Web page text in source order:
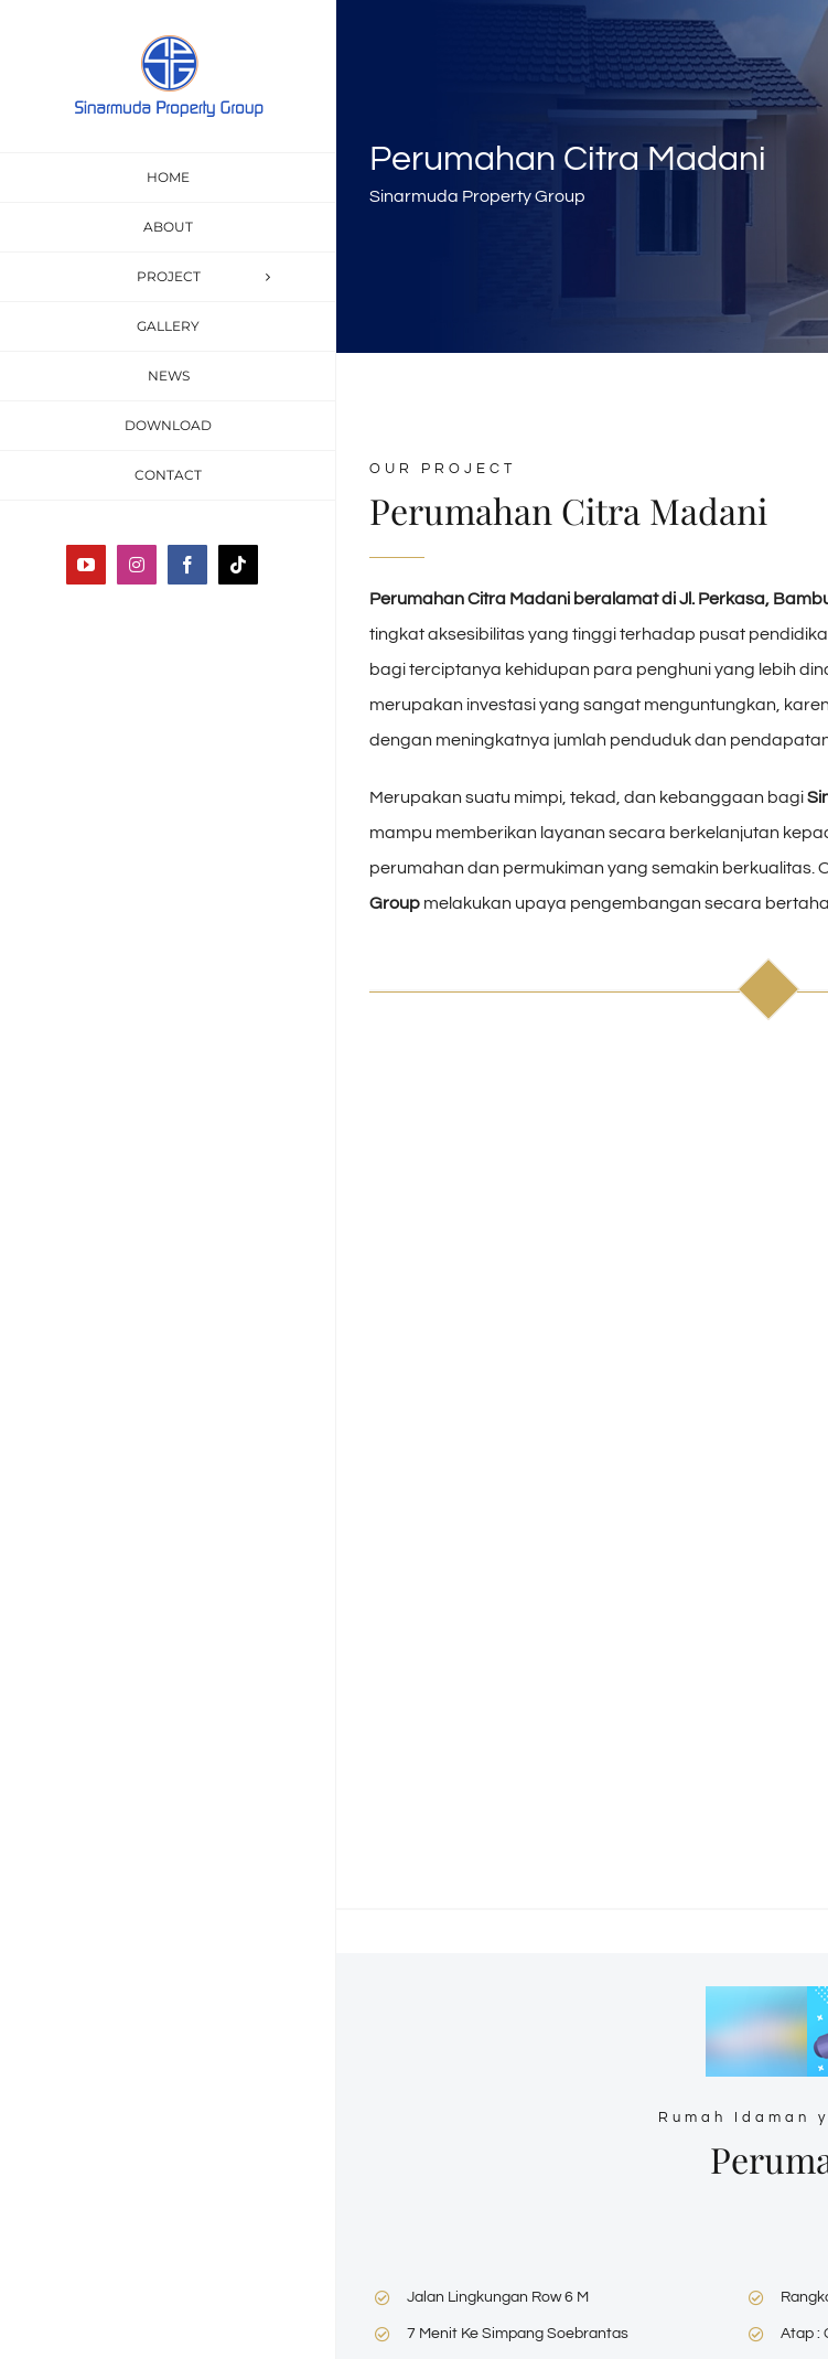
HOME
ABOUT
PROJECT
GALLERY
NEWS
DOWNLOAD
CONTACT
YouTubeInstagramFacebookTiktok
Perumahan Citra Madani
Sinarmuda Property Group
OUR PROJECT
Perumahan Citra Madani
Perumahan Citra Madani beralamat di Jl. Perkasa,
tingkat aksesibilitas yang tinggi terhadap pusat
bagi terciptanya kehidupan para penghuni yang lebih
merupakan investasi yang sangat menguntungkan,
dengan meningkatnya jumlah penduduk dan
Merupakan suatu mimpi, tekad, dan kebanggaan bagi
mampu memberikan layanan secara berkelanjutan
perumahan dan permukiman yang semakin berkualitas.
Group melakukan upaya pengembangan secara
Rumah Idaman
Jalan Lingkungan Row 6 M
7 Menit Ke Simpang Soebrantas Atap :